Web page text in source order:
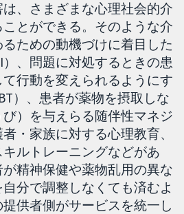
、さまざまな心理社会的介
とができる。そのような介
ための動機づけに着目した
、問題に対処するときの患
行動を変えられるようにす
）、患者が薬物を摂取しな
）を与えらる随伴性マネジ
・家族に対する心理教育、
ルトレーニングなどがあ
精神保健や薬物乱用の異な
分で調整しなくても済むよ
供者側がサービスを統一し